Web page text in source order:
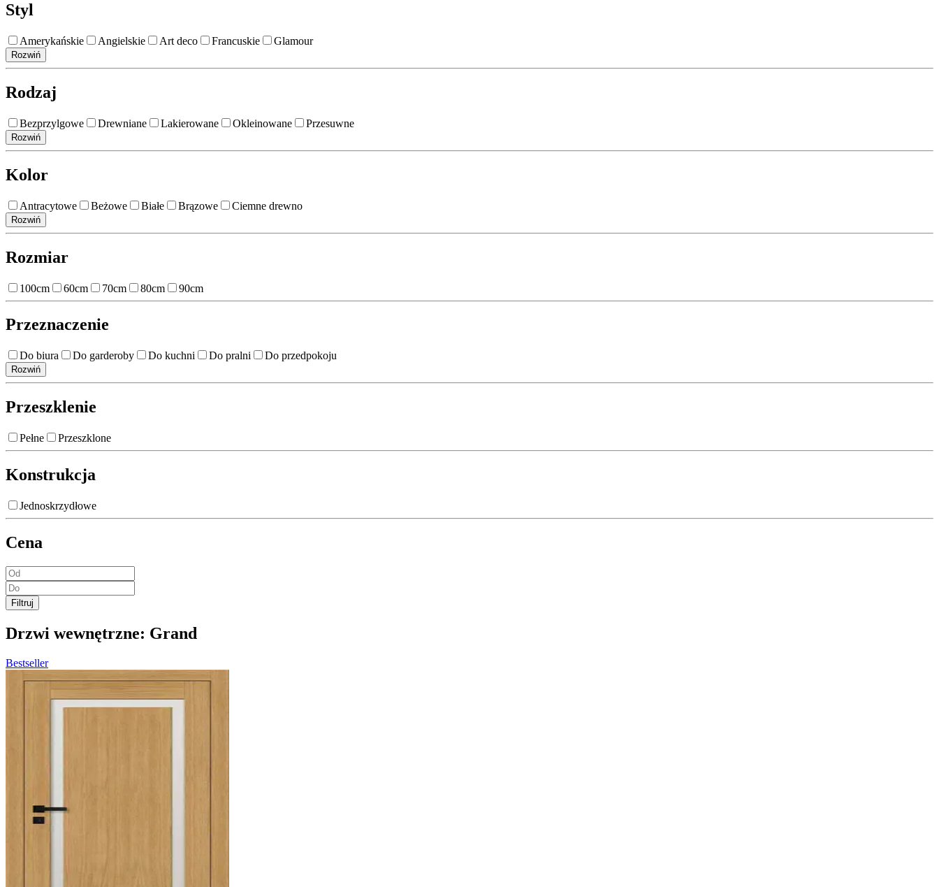
Styl
Amerykańskie Angielskie Art deco Francuskie Glamour
Rozwiń
Rodzaj
Bezprzylgowe Drewniane Lakierowane Okleinowane Przesuwne
Rozwiń
Kolor
Antracytowe Beżowe Białe Brązowe Ciemne drewno
Rozwiń
Rozmiar
100cm 60cm 70cm 80cm 90cm
Przeznaczenie
Do biura Do garderoby Do kuchni Do pralni Do przedpokoju
Rozwiń
Przeszklenie
Pełne Przeszklone
Konstrukcja
Jednoskrzydłowe
Cena
Filtruj
Drzwi wewnętrzne: Grand
Bestseller